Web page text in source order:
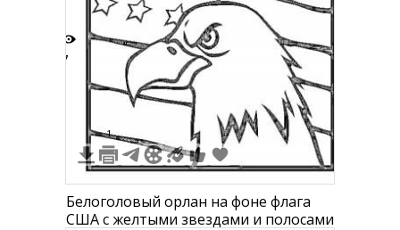
7
1
Белоголовый орлан на фоне флага
США с желтыми звездами и полосами